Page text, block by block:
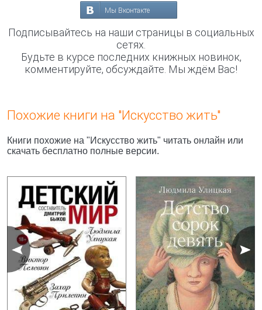
Мы Вконтакте
Подписывайтесь на наши страницы в социальных
сетях.
Будьте в курсе последних книжных новинок,
комментируйте, обсуждайте. Мы ждём Вас!
Похожие книги на "Искусство жить"
Книги похожие на "Искусство жить" читать онлайн или
скачать бесплатно полные версии.